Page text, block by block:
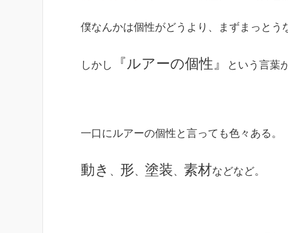
僕なんかは個性がどうより、まずまっとう
しかし 『ルアーの個性』 という言葉
一口にルアーの個性と言っても色々ある。
動き 、 形、 塗装 、 素材などなど。